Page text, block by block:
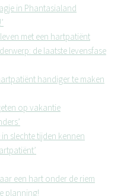
in Phantasialand
met een hartpatiënt
de laatste levensfase
handiger te maken
op vakantie
slechte tijden kennen
e en hart onder de riem
planning!